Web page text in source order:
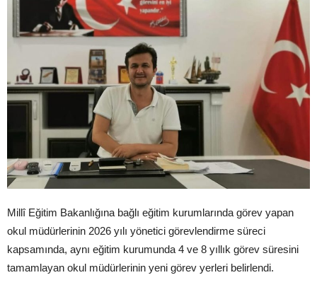
Millî Eğitim Bakanlığına bağlı eğitim kurumlarında görev yapan
okul müdürlerinin 2026 yılı yönetici görevlendirme süreci
kapsamında, aynı eğitim kurumunda 4 ve 8 yıllık görev süresini
tamamlayan okul müdürlerinin yeni görev yerleri belirlendi.